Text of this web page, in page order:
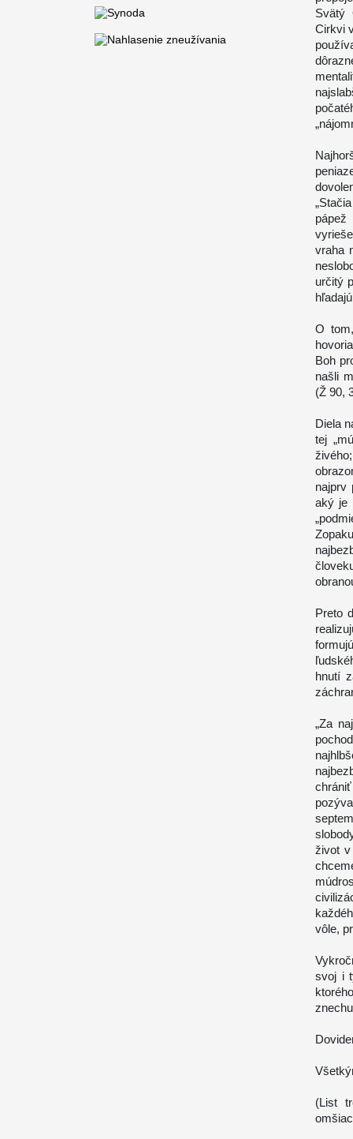
Svätý
Cirkvi
vraha
určitý
O
Boh
našli
(Ž 90,
Diela
tej
najprv
aký je
Preto
hnutí
„Za
život
vôle,
svoj i
(List